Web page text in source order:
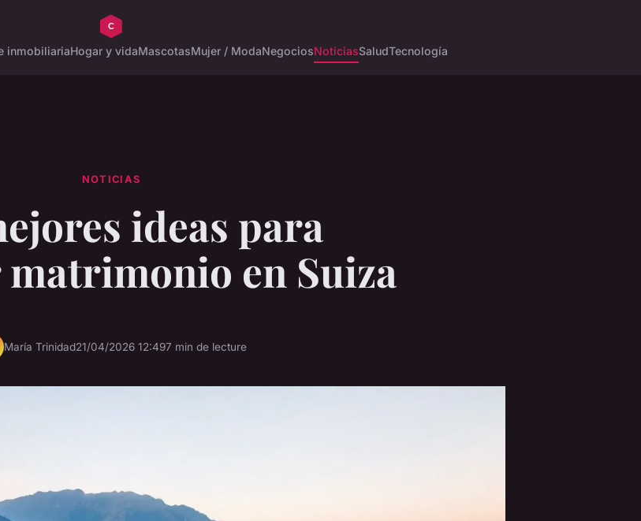
inmobiliariaHogar y vidaMascotasMujer / ModaNegociosNoticiasSaludTecnología
NOTICIAS
ideas para
en Suiza
María Trinidad21/04/2026 12:497 min de lecture